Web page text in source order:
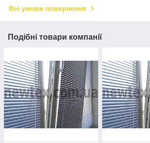
Всі умови повернення
Подібні товари компанії